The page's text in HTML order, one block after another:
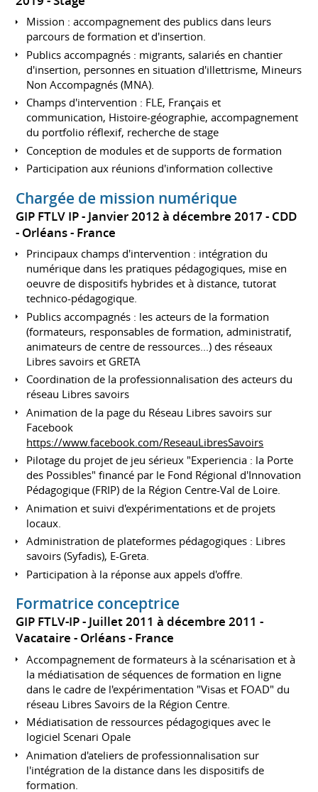
Mission : accompagnement des publics dans leurs
parcours de formation et d'insertion.
Publics accompagnés : migrants, salariés en chantier
d'insertion, personnes en situation d'illettrisme, Mineurs
Non Accompagnés (MNA).
Champs d'intervention : FLE, Français et
communication, Histoire-géographie, accompagnement
du portfolio réflexif, recherche de stage
Conception de modules et de supports de formation
Participation aux réunions d'information collective
Chargée de mission numérique
GIP FTLV IP Janvier 2012 à décembre 2017 CDD
Orléans
France
Principaux champs d'intervention : intégration du
numérique dans les pratiques pédagogiques, mise en
oeuvre de dispositifs hybrides et à distance, tutorat
technico-pédagogique.
Publics accompagnés : les acteurs de la formation
(formateurs, responsables de formation, administratif,
animateurs de centre de ressources...) des réseaux
Libres savoirs et GRETA
Coordination de la professionnalisation des acteurs du
réseau Libres savoirs
Animation de la page du Réseau Libres savoirs sur
Facebook
https://www.facebook.com/ReseauLibresSavoirs
Pilotage du projet de jeu sérieux "Experiencia : la Porte
des Possibles" financé par le Fond Régional d'Innovation
Pédagogique (FRIP) de la Région Centre-Val de Loire.
Animation et suivi d'expérimentations et de projets
locaux.
Administration de plateformes pédagogiques : Libres
savoirs (Syfadis), E-Greta.
Participation à la réponse aux appels d'offre.
Formatrice conceptrice
GIP FTLV-IP
Juillet 2011 à décembre 2011
Vacataire
Orléans France
Accompagnement de formateurs à la scénarisation et à
la médiatisation de séquences de formation en ligne
dans le cadre de l'expérimentation "Visas et FOAD" du
réseau Libres Savoirs de la Région Centre.
Médiatisation de ressources pédagogiques avec le
logiciel Scenari Opale
Animation d'ateliers de professionnalisation sur
l'intégration de la distance dans les dispositifs de
formation.